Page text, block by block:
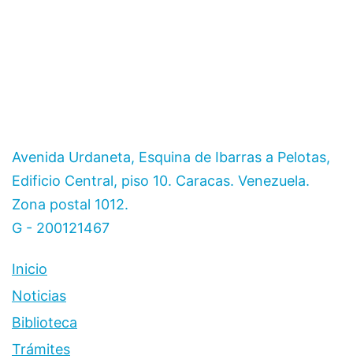
Avenida Urdaneta, Esquina de Ibarras a Pelotas,
Edificio Central, piso 10. Caracas. Venezuela.
Zona postal 1012.
G - 200121467
Inicio
Noticias
Biblioteca
Trámites